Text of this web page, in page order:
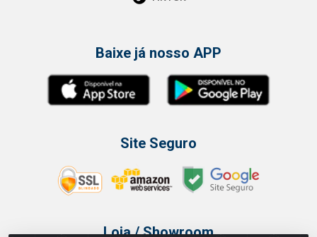
Baixe já nosso APP
Site Seguro
Loja / Showroom